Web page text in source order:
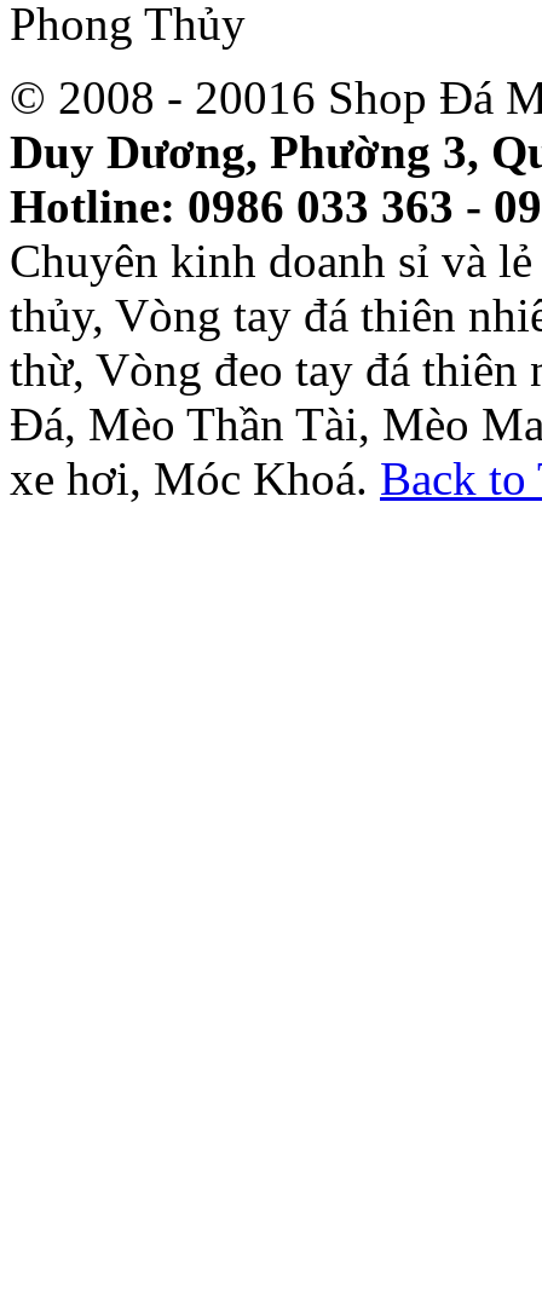
© 2008 - 20016 Shop Đá
Duy Dương, Phường 3,
Hotline: 0986 033 363 -
Chuyên kinh doanh sỉ và
thủy, Vòng tay đá thiên
thừ, Vòng đeo tay đá thiên
Đá, Mèo Thần Tài, Mèo
xe hơi, Móc Khoá. Back to